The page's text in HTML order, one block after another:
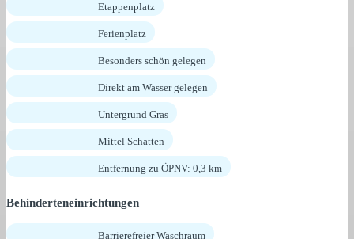
Etappenplatz
Ferienplatz
Besonders schön gelegen
Direkt am Wasser gelegen
Untergrund Gras
Mittel Schatten
Entfernung zu ÖPNV: 0,3 km
Behinderteneinrichtungen
Barrierefreier Waschraum